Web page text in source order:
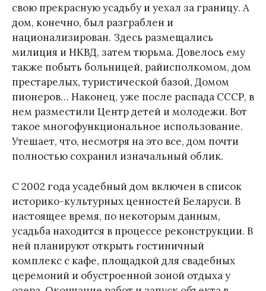
свою прекрасную усадьбу и уехал за границу. А
дом, конечно, был разграблен и
национализирован. Здесь размещались
милиция и НКВД, затем тюрьма. Довелось ему
также побыть больницей, райисполкомом, дом
престарелых, туристической базой, Домом
пионеров… Наконец, уже после распада СССР, в
нем разместили Центр детей и молодежи. Вот
такое многофункциональное использование.
Утешает, что, несмотря на это все, дом почти
полностью сохранил изначальный облик.
С 2002 года усадебный дом включен в список
историко-культурных ценностей Беларуси. В
настоящее время, по некоторым данным,
усадьба находится в процессе реконструкции. В
ней планируют открыть гостиничный
комплекс с кафе, площадкой для свадебных
церемоний и обустроенной зоной отдыха у